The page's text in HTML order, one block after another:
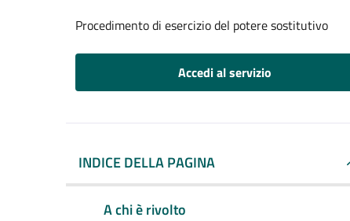
Procedimento di esercizio del potere sostitutivo
Accedi al servizio
INDICE DELLA PAGINA
A chi è rivolto